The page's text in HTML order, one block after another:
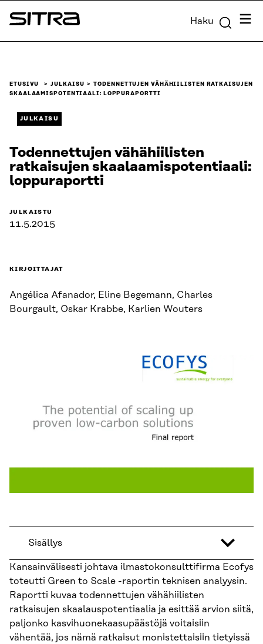
Siirry
suoraan
Sitra Haku
ETUSIVU JULKAISU
TODENNETTUJEN VÄHÄHIILISTEN RATKAISUJEN
SKAALAAMISPOTENTIAALI: LOPPURAPORTTI
JULKAISU
Todennettujen vähähiilisten
ratkaisujen skaalaamispotentiaali:
loppuraportti
JULKAISTU
11.5.2015
KIRJOITTAJAT
Angélica Afanador, Eline Begemann, Charles
Bourgault, Oskar Krabbe, Karlien Wouters
Sisällys
Kansainvälisesti johtava ilmastokonsulttifirma Ecofys
toteutti Green to Scale -raportin teknisen analyysin.
Raportti kuvaa todennettujen vähähiilisten
ratkaisujen skaalauspotentiaalia ja esittää arvion siitä,
paljonko kasvihuonekaasupäästöjä voitaisiin
vähentää, jos nämä ratkaisut monistettaisiin tietyissä